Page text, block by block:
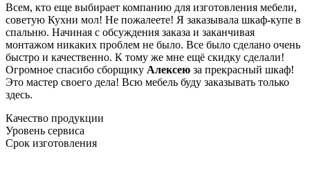
Всем, кто еще выбирает компанию для изготовления мебели,
советую Кухни мол! Не пожалеете! Я заказывала шкаф-купе в
спальню. Начиная с обсуждения заказа и заканчивая
монтажом никаких проблем не было. Все было сделано очень
быстро и качественно. К тому же мне ещё скидку сделали!
Огромное спасибо сборщику Алексею за прекрасный шкаф!
Это мастер своего дела! Всю мебель буду заказывать только
здесь.
Качество продукции
Уровень сервиса
Срок изготовления